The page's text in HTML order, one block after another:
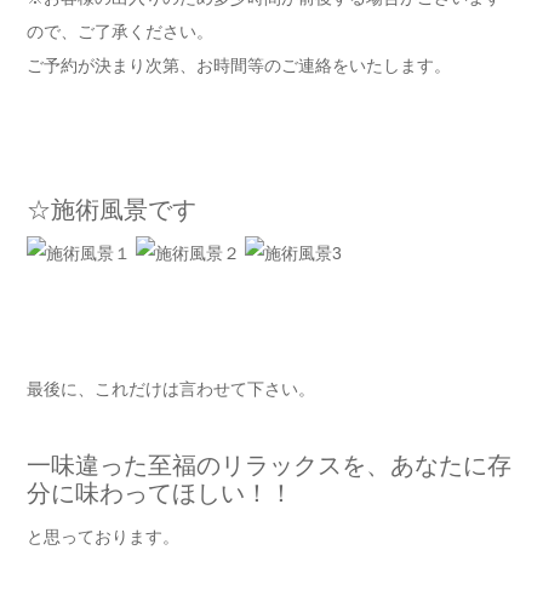
ので、ご了承ください。
ご予約が決まり次第、お時間等のご連絡をいたします。
☆施術風景です
最後に、これだけは言わせて下さい。
一味違った至福のリラックスを、あなたに存
分に味わってほしい！！
と思っております。